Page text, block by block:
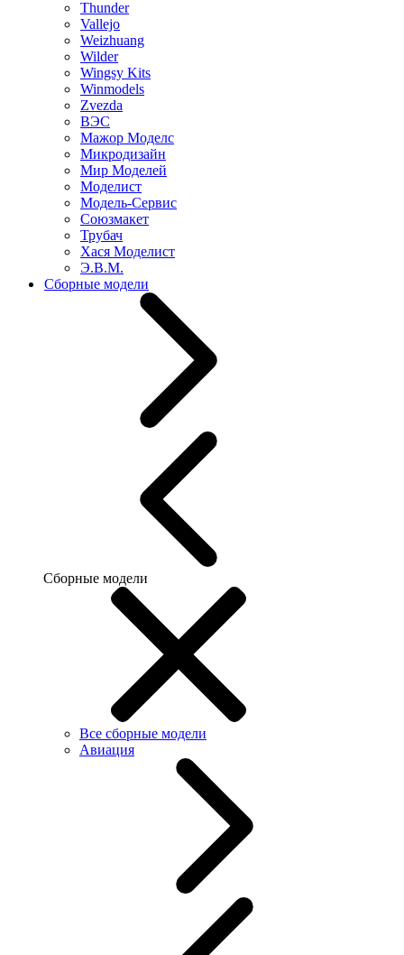
Thunder
Vallejo
Weizhuang
Wilder
Wingsy Kits
Winmodels
Zvezda
ВЭС
Мажор Моделс
Микродизайн
Мир Моделей
Моделист
Модель-Сервис
Союзмакет
Трубач
Хася Моделист
Э.В.М.
Сборные модели
Сборные модели
Все сборные модели
Авиация